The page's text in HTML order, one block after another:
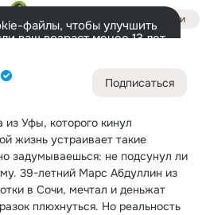
Подписаться
Уфы, которого кинул
жизнь устраивает такие
задумываешься: не подсунул ли
39-летний Марс Абдуллин из
в Сочи, мечтал и деньжат
плюхнуться. Но реальность
Войти
файлы, чтобы улучшить
ваш возраст менее 13 лет,
Настроить 86K Ещё